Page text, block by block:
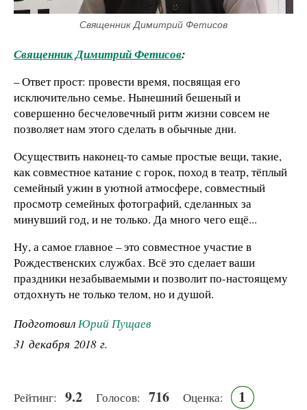
Священник Димитрий Фетисов
Священник Димитрий Фетисов:
– Ответ прост: провести время, посвящая его
исключительно семье. Нынешний бешеный и
совершенно бесчеловечный ритм жизни совсем не
позволяет нам этого сделать в обычные дни.
Осуществить наконец-то самые простые вещи, такие,
как совместное катание с горок, поход в театр, тёплый
семейный ужин в уютной атмосфере, совместный
просмотр семейных фотографий, сделанных за
минувший год, и не только. Да много чего ещё...
Ну, а самое главное – это совместное участие в
Рождественских службах. Всё это сделает ваши
праздники незабываемыми и позволит по-настоящему
отдохнуть не только телом, но и душой.
Подготовил Юрий Пущаев
31 декабря 2018 г.
Рейтинг: 9.2 Голосов: 716 Оценка: 1